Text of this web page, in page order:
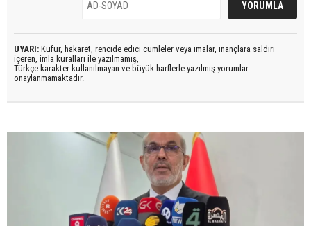
UYARI: Küfür, hakaret, rencide edici cümleler veya imalar, inançlara saldırı
içeren, imla kuralları ile yazılmamış,
Türkçe karakter kullanılmayan ve büyük harflerle yazılmış yorumlar
onaylanmamaktadır.